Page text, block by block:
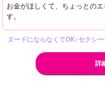
お金がほしくて、ちょっとの
す。
ヌードにならなくてOK♪セクシ
詳